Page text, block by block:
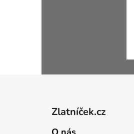
Zlatníček.cz